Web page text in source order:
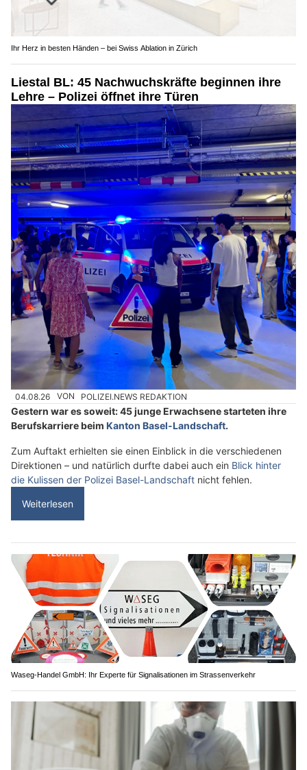
Ihr Herz in besten Händen – bei Swiss Ablation in Zürich
Liestal BL: 45 Nachwuchskräfte beginnen ihre
Lehre – Polizei öffnet ihre Türen
04.08.26 VON POLIZEI.NEWS REDAKTION
Gestern war es soweit: 45 junge Erwachsene starteten ihre
Berufskarriere beim Kanton Basel-Landschaft.
Zum Auftakt erhielten sie einen Einblick in die verschiedenen
Direktionen – und natürlich durfte dabei auch ein Blick hinter
die Kulissen der Polizei Basel-Landschaft nicht fehlen.
Weiterlesen
Waseg-Handel GmbH: Ihr Experte für Signalisationen im Strassenverkehr